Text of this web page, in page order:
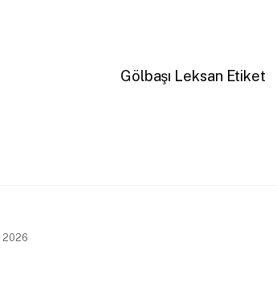
Gölbaşı Leksan Etiket
2026